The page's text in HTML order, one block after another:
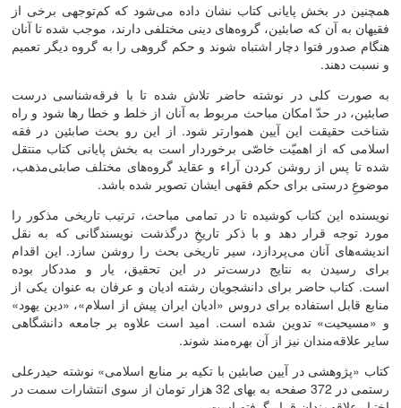
همچنین در بخش پایانی کتاب نشان داده می‌شود که کم‌‌توجهی برخی از
فقیهان به آن که صابئین، گروه‌‌های دینی مختلفی دارند، موجب شده تا آنان
هنگام صدور فتوا دچار اشتباه شوند و حکم گروهی را به گروه دیگر تعمیم
و نسبت دهند.
به صورت کلی در نوشته حاضر تلاش شده تا با فرقه‌‌شناسی درست
صابئین، در حدّ امکان مباحث مربوط به آنان از خلط و خطا رها شود و راه
شناخت حقیقت این آیین هموارتر شود. از این رو بحث صابئین در فقه
اسلامی که از اهمیّت خاصّی برخوردار است به بخش پایانی کتاب منتقل
شده تا پس از روشن کردن آراء و عقاید گروه‌‌های مختلف صابئی‌‌مذهب،
موضوعِ درستی برای حکم فقهی ایشان تصویر شده باشد.
نویسنده این کتاب کوشیده تا در تمامی مباحث، ترتیب تاریخی مذکور را
مورد توجه قرار دهد و با ذکر تاریخِ درگذشت نویسندگانی که به نقل
اندیشه‌‌های آنان می‌‌پردازد، سیر تاریخی بحث را روشن سازد. این اقدام
برای رسیدن به نتایج درست‌تر در این تحقیق، یار و مددکار بوده
است. کتاب حاضر برای دانشجویان رشته ادیان و عرفان به عنوان یکی از
منابع قابل استفاده برای دروس «ادیان ایران پیش از اسلام»، «دین یهود»
و «مسیحیت» تدوین شده است. امید است علاوه بر جامعه دانشگاهی
سایر علاقه‌مندان نیز از آن بهره‌مند شوند.
کتاب «پژوهشی در آیین صابئین با تکیه بر منابع اسلامی» نوشته حیدرعلی
رستمی در 372 صفحه به بهای 32 هزار تومان از سوی انتشارات سمت در